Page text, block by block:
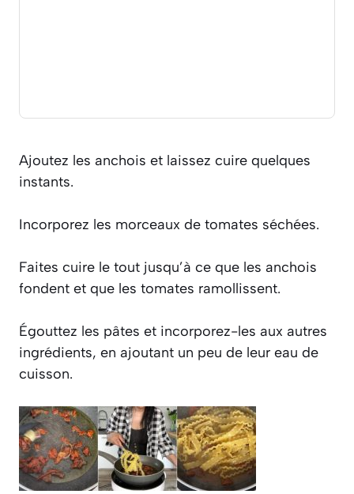
Ajoutez les anchois et laissez cuire quelques
instants.
Incorporez les morceaux de tomates séchées.
Faites cuire le tout jusqu’à ce que les anchois
fondent et que les tomates ramollissent.
Égouttez les pâtes et incorporez-les aux autres
ingrédients, en ajoutant un peu de leur eau de
cuisson.